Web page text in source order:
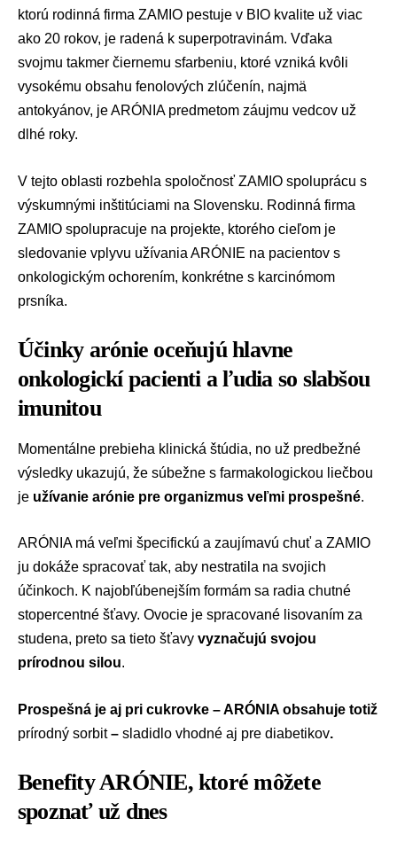
ktorú rodinná firma ZAMIO pestuje v BIO kvalite už viac
ako 20 rokov, je radená k superpotravinám. Vďaka
svojmu takmer čiernemu sfarbeniu, ktoré vzniká kvôli
vysokému obsahu fenolových zlúčenín, najmä
antokyánov, je ARÓNIA predmetom záujmu vedcov už
dlhé roky.
V tejto oblasti rozbehla spoločnosť ZAMIO spoluprácu s
výskumnými inštitúciami na Slovensku. Rodinná firma
ZAMIO spolupracuje na projekte, ktorého cieľom je
sledovanie vplyvu užívania ARÓNIE na pacientov s
onkologickým ochorením, konkrétne s karcinómom
prsníka.
Účinky arónie oceňujú hlavne
onkologickí pacienti a ľudia so slabšou
imunitou
Momentálne prebieha klinická štúdia, no už predbežné
výsledky ukazujú, že súbežne s farmakologickou liečbou
je užívanie arónie pre organizmus veľmi prospešné.
ARÓNIA má veľmi špecifickú a zaujímavú chuť a ZAMIO
ju dokáže spracovať tak, aby nestratila na svojich
účinkoch. K najobľúbenejším formám sa radia chutné
stopercentné šťavy. Ovocie je spracované lisovaním za
studena, preto sa tieto šťavy vyznačujú svojou
prírodnou silou.
Prospešná je aj pri cukrovke – ARÓNIA obsahuje totiž
prírodný sorbit– sladidlo vhodné aj pre diabetikov.
Benefity ARÓNIE, ktoré môžete
spoznať už dnes